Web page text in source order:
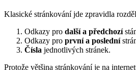
Klasické stránkování jde zpravidla
Odkazy pro další a předchozí
Odkazy pro první a poslední
Čísla jednotlivých stránek.
Protože většina stránkování je na